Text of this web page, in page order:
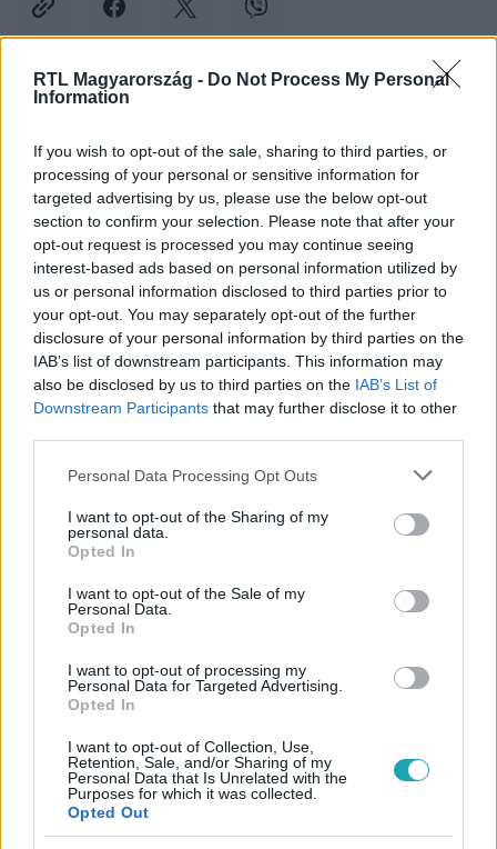
RTL Magyarország - Do Not Process My Personal
Information
If you wish to opt-out of the sale, sharing to third parties, or
processing of your personal or sensitive information for
targeted advertising by us, please use the below opt-out
section to confirm your selection. Please note that after your
opt-out request is processed you may continue seeing
interest-based ads based on personal information utilized by
us or personal information disclosed to third parties prior to
your opt-out. You may separately opt-out of the further
disclosure of your personal information by third parties on the
IAB’s list of downstream participants. This information may
also be disclosed by us to third parties on the IAB’s List of
Downstream Participants that may further disclose it to other
Please note that this website/app uses one or more Google
not limited to your visit or usage behaviour. You may click to
grant or deny consent to Google and its third-party tags to
use your data for below specified purposes in below Google
consent section.
Personal Data Processing Opt Outs
I want to opt-out of the Sharing of my
personal data.
Opted In
I want to opt-out of the Sale of my
Personal Data.
Opted In
I want to opt-out of processing my
Personal Data for Targeted Advertising.
Opted In
I want to opt-out of Collection, Use,
Retention, Sale, and/or Sharing of my
Personal Data that Is Unrelated with the
Purposes for which it was collected.
Opted Out
Kövess minket, és értesülj a friss hírekről a
Követem
#XXI. SZÁZAD #RTL #ADÁSRÉSZLETEK
#ELŐZETESEK #RTL KLUB #ZSIDÓ
# MÁSODIK VILÁGHÁBORÚ
Népszerű